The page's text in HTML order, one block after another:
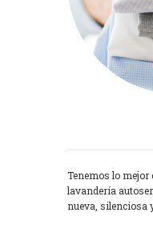
Tenemos lo
lavandería
nueva, silenciosa